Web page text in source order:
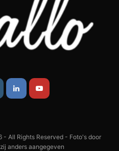
LinkedInYoutube
- All Rights Reserved - Foto's door
anders aangegeven